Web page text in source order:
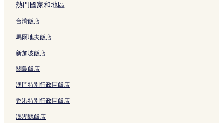
鍾路 1.2.3.4 街洞的商務飯店
鍾路 1.2.3.4 街洞的方便購物的飯店
鍾路 1.2.3.4 街洞的提供免費早餐的飯店
梨泰院街附近的奢華飯店
梨泰院街附近的設有游泳池的飯店
梨泰院街附近的平價飯店
鍾路 5.6 街洞的方便購物的飯店
鍾路 5.6 街洞的商務飯店
熱門國家和地區
台灣飯店
馬爾地夫飯店
新加坡飯店
關島飯店
澳門特別行政區飯店
香港特別行政區飯店
澎湖縣飯店